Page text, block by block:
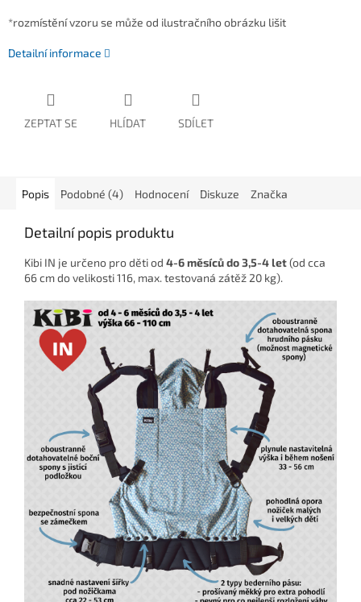
*rozmístění vzoru se může od ilustračního obrázku lišit
Detailní informace
ZEPTAT SE HLÍDAT SDÍLET
Popis Podobné (4) Hodnocení Diskuze Značka
Detailní popis produktu
Kibi IN je určeno pro děti od 4-6 měsíců do 3,5-4 let(od cca
66 cm do velikosti 116, max. testovaná zátěž 20 kg).